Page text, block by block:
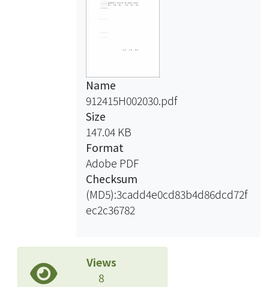
具。我們發現，只要折現率不會太大，
該經
濟體存在一個所有人都在有組織性的市
場進行交易的均衡。而當交易障礙不會
大或太小時，有組織性市場和非組織性
隨機交易的市場同時存在，而且專業中
介
發行的私人債務工具在整個社會流通成
介發行的私人債務工具可以解決非組織
性市場中的交易困難，使得這些債務工
Name
912415H002030.pdf
Size
147.04 KB
Format
Adobe PDF
Checksum
(MD5):3cadd4e0cd83b4d86dcd72f
ec2c36782
Views
8